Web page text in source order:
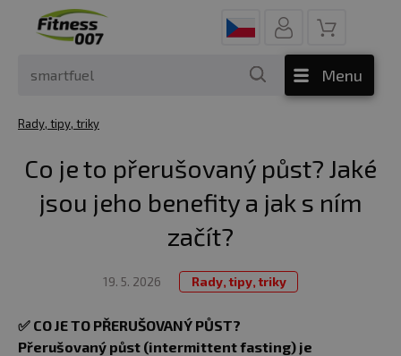
Menu
Rady, tipy, triky
Co je to přerušovaný půst? Jaké
jsou jeho benefity a jak s ním
začít?
19. 5. 2026 Rady, tipy, triky
✅ CO JE TO PŘERUŠOVANÝ PŮST?
Přerušovaný půst (intermittent fasting) je